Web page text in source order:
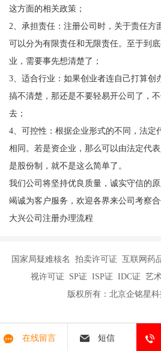
这方面的相关政策；
2、承担责任：注册公司时，关于责任方
可以分为有限责任和无限责任。至于到
业，需要事先想清楚了；
3、适合行业：如果创业者连自己打算创
搞不清楚，那还是不要轻易开公司了，
去；
4、可控性：根据企业形式的不同，法定
相同。若是资企业，那么可以由法定代
是股份制，就不是这么简单了。
我们公司将坚持优良质量，诚实守信的
竭诚为客户服务，欢迎各界来公司考察合
大兴公司注册办理流程
国家局疑难核名 拍卖许可证 互联网药
视许可证 SP证 ISP证 IDC证 艺
版权所有：北京企铭星
在线留言 短信